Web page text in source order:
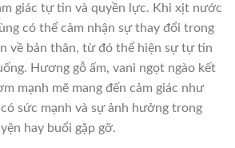
giác tự tin và quyền lực. Khi xịt nước
có thể cảm nhận sự thay đổi trong
về bản thân, từ đó thể hiện sự tự tin
Hương gỗ ấm, vani ngọt ngào kết
mạnh mẽ mang đến cảm giác như
sức mạnh và sự ảnh hưởng trong
hay buổi gặp gỡ.